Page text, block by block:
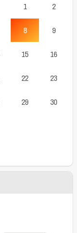
1 2
8 9
15 16
22 23
29 30